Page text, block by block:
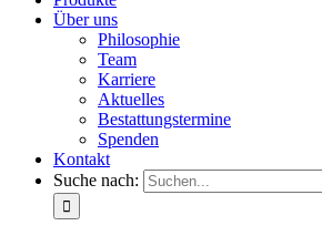
Über uns
Philosophie
Team
Karriere
Aktuelles
Bestattungstermine
Spenden
Kontakt
Suche nach: